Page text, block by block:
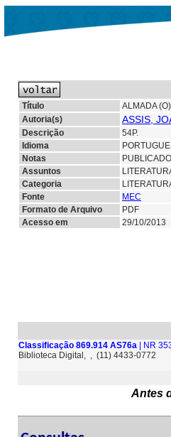
Título
ALMADA (O)
Autoria(s)
ASSIS,
Descrição
54P.
Idioma
Notas
Assuntos
Categoria
Fonte
MEC
Formato de Arquivo
PDF
Acesso em
29/10/2013
Classificação 869.914 AS76a | NR
Biblioteca Digital, , (11) 4433-0772
Antes